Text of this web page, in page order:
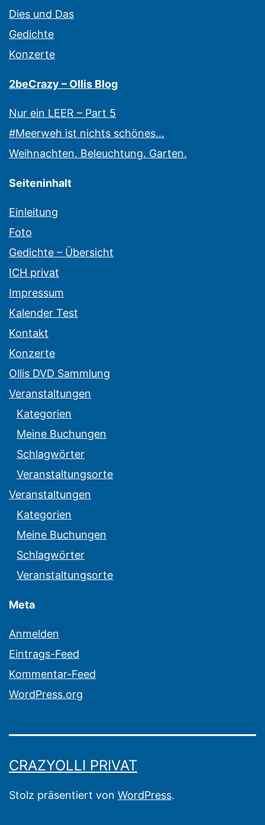
Dies und Das
Gedichte
Konzerte
2beCrazy – Ollis Blog
Nur ein LEER – Part 5
#Meerweh ist nichts schönes…
Weihnachten. Beleuchtung. Garten.
Seiteninhalt
Einleitung
Foto
Gedichte – Übersicht
ICH privat
Impressum
Kalender Test
Kontakt
Konzerte
Ollis DVD Sammlung
Veranstaltungen
Kategorien
Meine Buchungen
Schlagwörter
Veranstaltungsorte
Veranstaltungen
Kategorien
Meine Buchungen
Schlagwörter
Veranstaltungsorte
Meta
Anmelden
Eintrags-Feed
Kommentar-Feed
WordPress.org
CRAZYOLLI PRIVAT
Stolz präsentiert von WordPress.